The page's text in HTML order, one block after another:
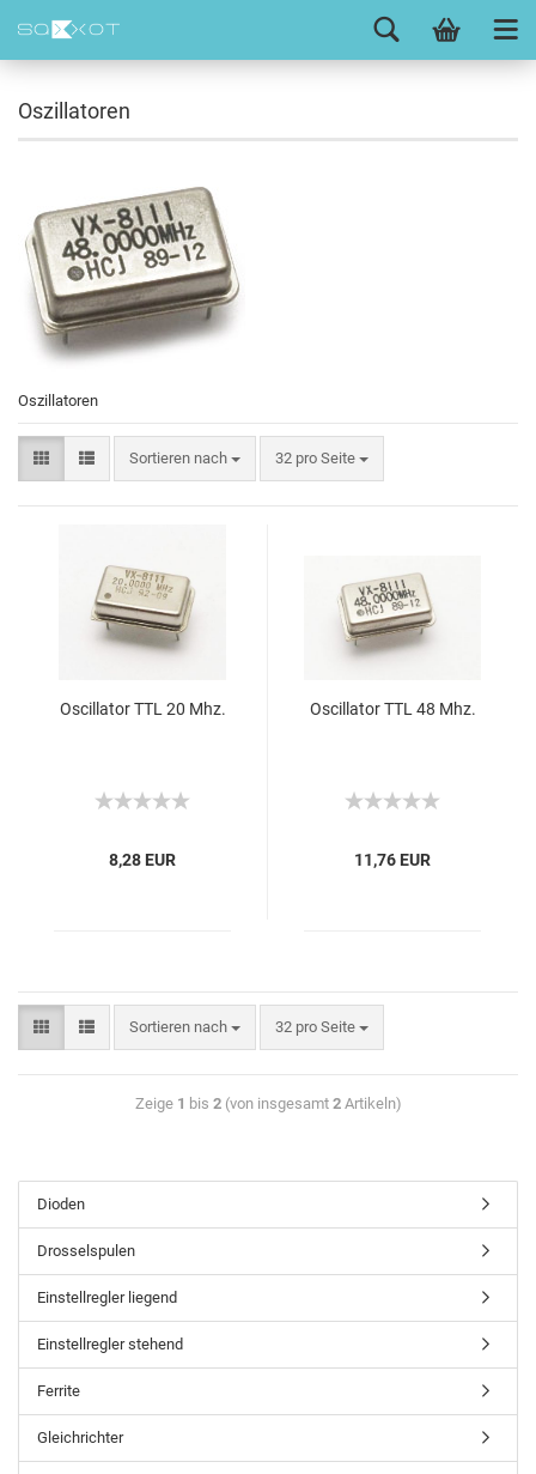
Oszillatoren
Oszillatoren
Sortieren nach 32 pro Seite
Oscillator TTL 20 Mhz.
8,28 EUR
Oscillator TTL 48 Mhz.
11,76 EUR
Sortieren nach 32 pro Seite
Zeige 1 bis 2(von insgesamt 2Artikeln)
Dioden
Drosselspulen
Einstellregler liegend
Einstellregler stehend
Ferrite
Gleichrichter